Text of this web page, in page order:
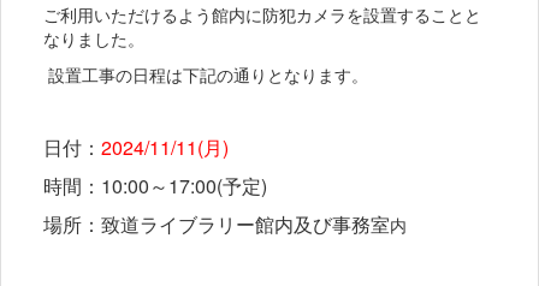
ご利用いただけるよう館内に防犯カメラを設置することと
なりました。
設置工事の日程は下記の通りとなります。
日付： 2024/11/11(月)
時間：10:00～17:00(予定)
場所：致道ライブラリー館内及び事務室内